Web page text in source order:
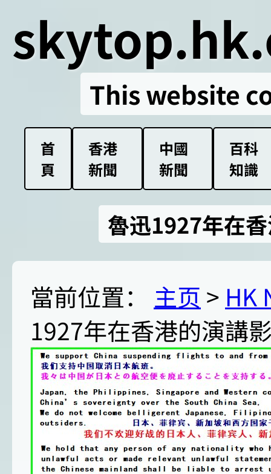
This website
首
頁
香港
新聞
中國
新聞
百科
知識
魯迅1927年在
當前位置： 主页 > HK
1927年在香港的演講